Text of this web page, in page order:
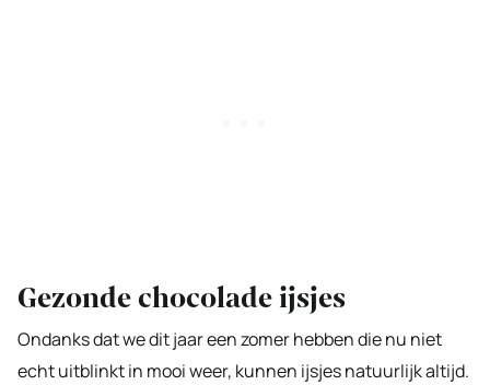
Gezonde chocolade ijsjes
Ondanks dat we dit jaar een zomer hebben die nu niet
echt uitblinkt in mooi weer, kunnen ijsjes natuurlijk altijd.